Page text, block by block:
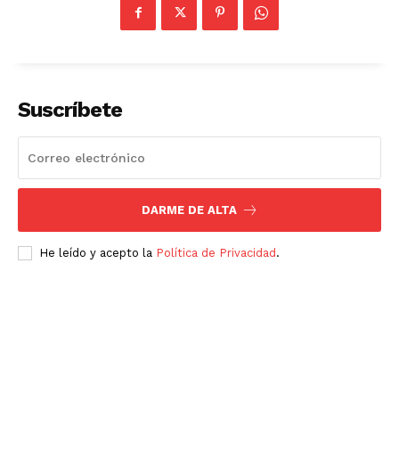
Suscríbete
DARME DE ALTA
He leído y acepto la Política de Privacidad .